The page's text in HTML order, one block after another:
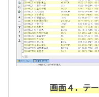
画面４．テ